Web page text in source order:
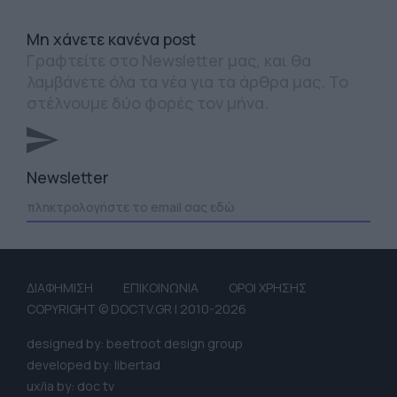
Mη χάνετε κανένα post
Newsletter
ΔΙΑΦΗΜΙΣΗ ΕΠΙΚΟΙΝΩΝΙΑ
ΟΡΟΙ ΧΡΗΣΗΣ
COPYRIGHT © DOCTV.GR | 2010-2026
designed by: beetroot design group
developed by: libertad
ux/ia by: doc tv